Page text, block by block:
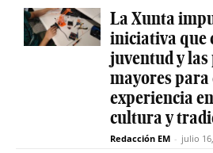
La Xunta
iniciativa que
juventud y las
mayores
experiencia
cultura y
Redacción EM - julio